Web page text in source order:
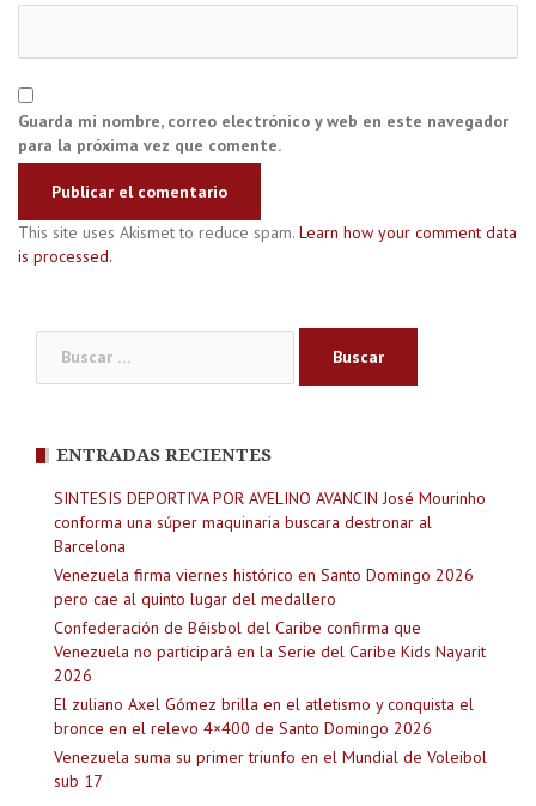
Guarda mi nombre, correo electrónico y web en este navegador
para la próxima vez que comente.
This site uses Akismet to reduce spam. Learn how your comment data
is processed.
ENTRADAS RECIENTES
SINTESIS DEPORTIVA POR AVELINO AVANCIN José Mourinho
conforma una súper maquinaria buscara destronar al
Barcelona
Venezuela firma viernes histórico en Santo Domingo 2026
pero cae al quinto lugar del medallero
Confederación de Béisbol del Caribe confirma que
Venezuela no participará en la Serie del Caribe Kids Nayarit
2026
El zuliano Axel Gómez brilla en el atletismo y conquista el
bronce en el relevo 4×400 de Santo Domingo 2026
Venezuela suma su primer triunfo en el Mundial de Voleibol
sub 17